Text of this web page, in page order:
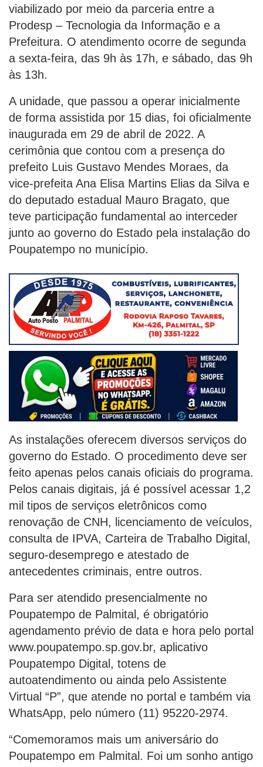
viabilizado por meio da parceria entre a
Prodesp – Tecnologia da Informação e a
Prefeitura. O atendimento ocorre de segunda
a sexta-feira, das 9h às 17h, e sábado, das 9h
às 13h.
A unidade, que passou a operar inicialmente
de forma assistida por 15 dias, foi oficialmente
inaugurada em 29 de abril de 2022. A
cerimônia que contou com a presença do
prefeito Luis Gustavo Mendes Moraes, da
vice-prefeita Ana Elisa Martins Elias da Silva e
do deputado estadual Mauro Bragato, que
teve participação fundamental ao interceder
junto ao governo do Estado pela instalação do
Poupatempo no município.
As instalações oferecem diversos serviços do
governo do Estado. O procedimento deve ser
feito apenas pelos canais oficiais do programa.
Pelos canais digitais, já é possível acessar 1,2
mil tipos de serviços eletrônicos como
renovação de CNH, licenciamento de veículos,
consulta de IPVA, Carteira de Trabalho Digital,
seguro-desemprego e atestado de
antecedentes criminais, entre outros.
Para ser atendido presencialmente no
Poupatempo de Palmital, é obrigatório
agendamento prévio de data e hora pelo portal
www.poupatempo.sp.gov.br, aplicativo
Poupatempo Digital, totens de
autoatendimento ou ainda pelo Assistente
Virtual “P”, que atende no portal e também via
WhatsApp, pelo número (11) 95220-2974.
“Comemoramos mais um aniversário do
Poupatempo em Palmital. Foi um sonho antigo